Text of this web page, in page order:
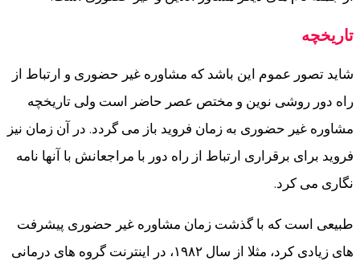
تاریخچه
شاید تصور عموم این باشد که مشاوره غیر حضوری و ارتباط از
راه دور روشی نوین و مختص عصر حاضر است ولی تاریخچه
مشاوره غیر حضوری به زمان فروید باز می گردد. در آن زمان نیز
فروید برای برقراری ارتباط از راه دور با مراجعانش با آنها نامه
نگاری می کرد.
طبیعی است که با گذشت زمان مشاوره غیر حضوری پیشرفت
های زیادی کرد، مثلا از سال ۱۹۸۲، در اینترنت گروه های درمانی